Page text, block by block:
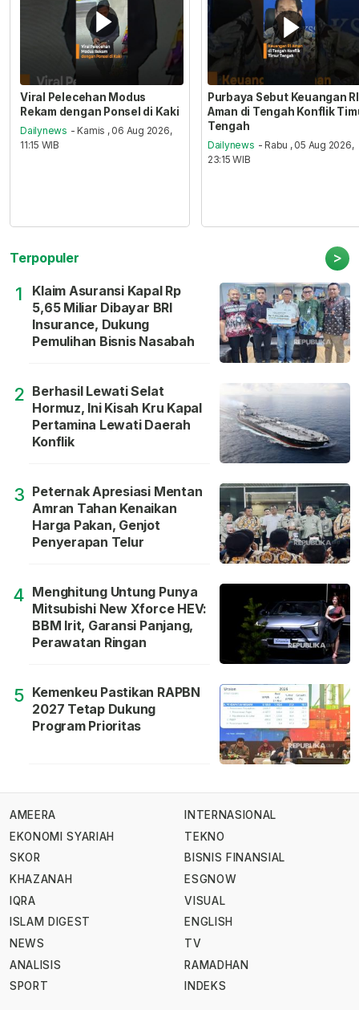
Viral Pelecehan Modus
Rekam dengan Ponsel di Kaki
Dailynews - Kamis , 06 Aug 2026,
11:15 WIB
Purbaya Sebut Keuangan RI
Aman di Tengah Konflik
Tengah
Dailynews - Rabu , 05 Aug 2026,
23:15 WIB
Terpopuler >
1
Klaim Asuransi Kapal Rp
5,65 Miliar Dibayar BRI
Insurance, Dukung
Pemulihan Bisnis Nasabah
2 Berhasil Lewati Selat
Hormuz, Ini Kisah Kru Kapal
Pertamina Lewati Daerah
Konflik
3 Peternak Apresiasi Mentan
Amran Tahan Kenaikan
Harga Pakan, Genjot
Penyerapan Telur
4 Menghitung Untung Punya
Mitsubishi New Xforce HEV:
BBM Irit, Garansi Panjang,
Perawatan Ringan
5 Kemenkeu Pastikan RAPBN
2027 Tetap Dukung
Program Prioritas
AMEERA
EKONOMI SYARIAH
SKOR
KHAZANAH
IQRA
ISLAM DIGEST
NEWS
ANALISIS
SPORT
INTERNASIONAL
TEKNO
BISNIS FINANSIAL
ESGNOW
VISUAL
ENGLISH
TV
RAMADHAN
INDEKS